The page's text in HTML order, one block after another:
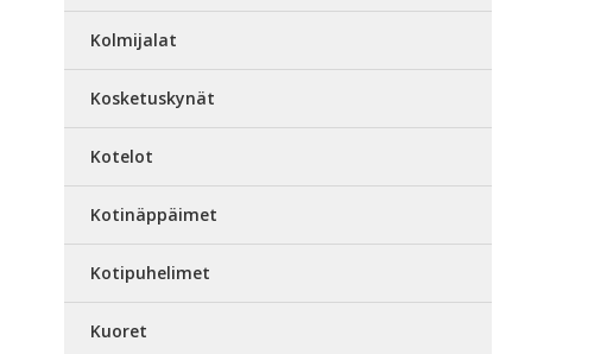
Kolmijalat
Kosketuskynät
Kotelot
Kotinäppäimet
Kotipuhelimet
Kuoret